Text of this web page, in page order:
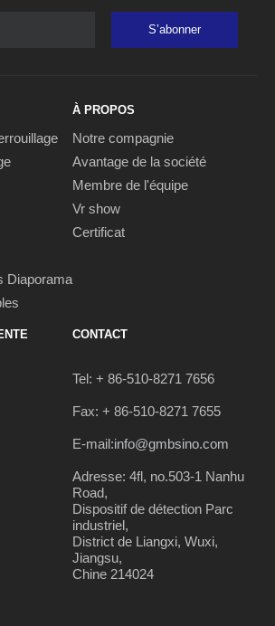
S’abonner
Diaporama
À PROPOS
Notre compagnie
Avantage de la société
Membre de l'équipe
Vr show
Certificat
CONTACT
Tel: + 86-510-8271 7656
Fax: + 86-510-8271 7655
E-mail:info@gmbsino.com
Adresse: 4fl, no.503-1 Nanhu
Road,
Dispositif de détection Parc
industriel,
District de Liangxi, Wuxi,
Jiangsu,
Chine 214024